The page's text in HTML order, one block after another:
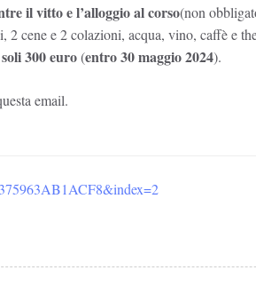
il vitto e l’alloggio al corso(non
2 cene e 2 colazioni, acqua, vino, caffè e
300 euro(entro 30 maggio 2024).
email.